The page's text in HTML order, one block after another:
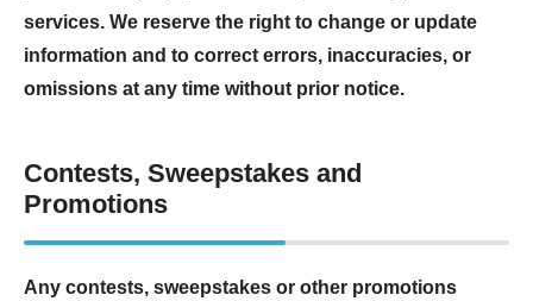
services. We reserve the right to change or update
information and to correct errors, inaccuracies, or
omissions at any time without prior notice.
Contests, Sweepstakes and
Promotions
Any contests, sweepstakes or other promotions